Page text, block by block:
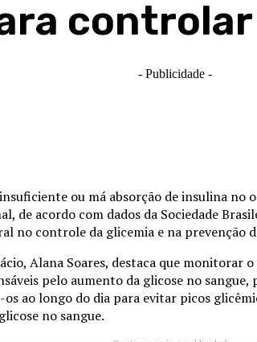
- Publicidade -
ou má absorção de insulina no
de acordo com dados da Sociedade
no controle da glicemia e na prevenção
Alana Soares, destaca que monitorar
pelo aumento da glicose no
ao longo do dia para evitar picos
no sangue.